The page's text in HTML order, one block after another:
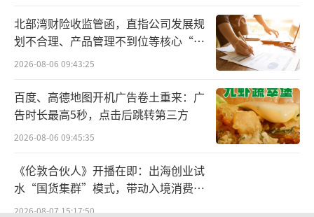
麻自动驾驶产品及解决方案的毛利率在从18.
6%增至21.4%的同时，整体毛利率却由36.1%
降至24.7%。
黑芝麻方面在招股书中给出的原因是，这
主要是由于自动驾驶产品及解决方案的收入贡
献增加，当中涉及更多硬件部件，从而导致较
低毛利率。
黑芝麻上市的一个大背景是在高阶辅助驾
北部湾财险收监管函，直指公司发展规
划不合理、产品管理不到位等核心“痛
点”
2026-08-06 09:43:25
百度、高德地图开机广告卷土重来：广
告时长最高5秒，点击后跳转第三方
2026-08-06 09:45:35
《伦敦合伙人》开播在即：出海创业试
水“国货集群”模式，带动入境消费反
向种草
2026-08-07 15:17:50